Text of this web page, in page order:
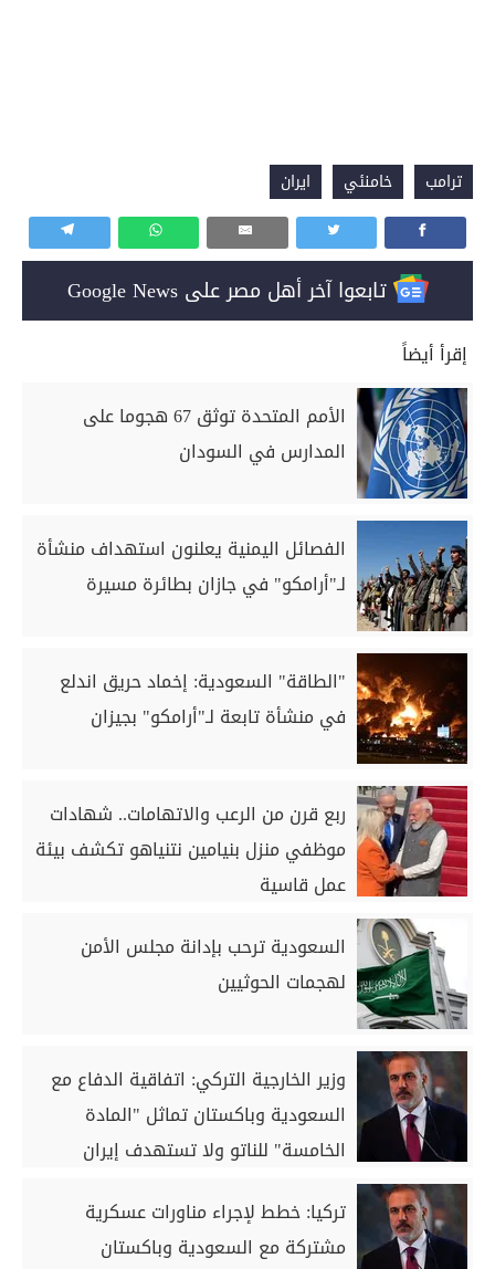
ترامب خامنئي ايران
تابعوا آخر أهل مصر على Google News
إقرأ أيضاً
الأمم المتحدة توثق 67 هجوما على
المدارس في السودان
الفصائل اليمنية يعلنون استهداف منشأة
لـ"أرامكو" في جازان بطائرة مسيرة
"الطاقة" السعودية: إخماد حريق اندلع
في منشأة تابعة لـ"أرامكو" بجيزان
ربع قرن من الرعب والاتهامات.. شهادات
موظفي منزل بنيامين نتنياهو تكشف بيئة
عمل قاسية
السعودية ترحب بإدانة مجلس الأمن
لهجمات الحوثيين
وزير الخارجية التركي: اتفاقية الدفاع مع
السعودية وباكستان تماثل "المادة
الخامسة" للناتو ولا تستهدف إيران
تركيا: خطط لإجراء مناورات عسكرية
مشتركة مع السعودية وباكستان